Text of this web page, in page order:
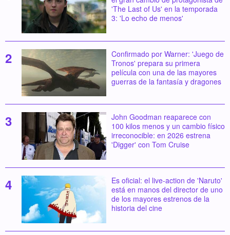
'The Last of Us' en la temporada
3: 'Lo echo de menos'
Confirmado por Warner: 'Juego de
Tronos' prepara su primera
película con una de las mayores
guerras de la fantasía y dragones
John Goodman reaparece con
100 kilos menos y un cambio físico
irreconocible: en 2026 estrena
'Digger' con Tom Cruise
Es oficial: el live-action de 'Naruto'
está en manos del director de uno
de los mayores estrenos de la
historia del cine